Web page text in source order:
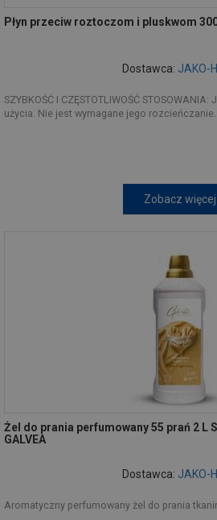
Płyn przeciw roztoczom i pluskwom
Dostawca: JAKO-
SZYBKOŚĆ I CZĘSTOTLIWOŚĆ
użycia. Nie jest wymagane jego rozcieńczanie.
Zobacz więcej
Żel do prania perfumowany 55 prań 2 L
GALVEA
Dostawca: JAKO-
Aromatyczny perfumowany żel do prania